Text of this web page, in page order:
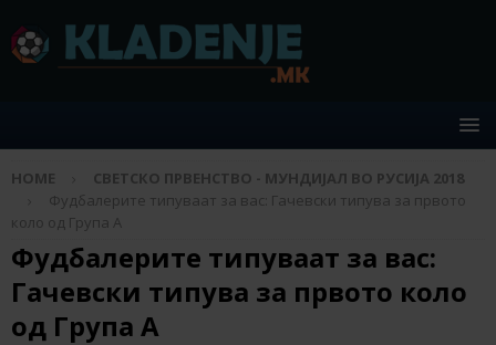
HOME
СВЕТСКО ПРВЕНСТВО - МУНДИЈАЛ ВО РУСИЈА 2018
Фудбалерите типуваат за вас: Гачевски типува за првото
коло од Група А
Фудбалерите типуваат за вас:
Гачевски типува за првото коло
од Група А